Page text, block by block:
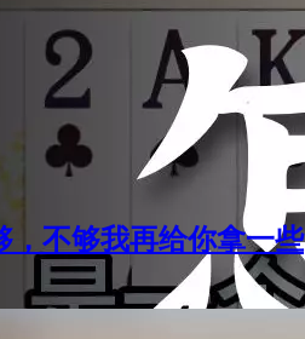
，不够我再给你拿一些